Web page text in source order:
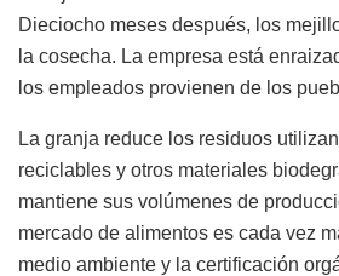
Dieciocho meses después, los
la cosecha. La empresa está
los empleados provienen de los
La granja reduce los residuos
reciclables y otros materiales
mantiene sus volúmenes de
mercado de alimentos es cada vez
medio ambiente y la certificación